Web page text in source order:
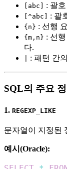
[abc] : 괄
[^abc] : 괄
{n} : 선행
{m,n} : 선
다.
: 패턴 간
SQL의 주요
1. REGEXP_LIKE
문자열이 지정된
예시(Oracle):